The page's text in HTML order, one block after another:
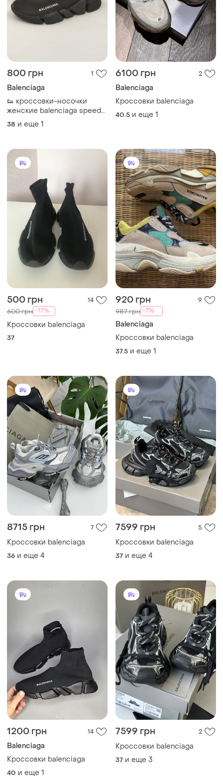
800 грн 1
Balenciaga
👟 кроссовки-носочки
женские balenciaga speed
trainer 38 размер
38 и еще 1
6100 грн 2
Balenciaga
Кроссовки balenciaga
40.5 и еще 1
500 грн 14
600 грн -17%
Кроссовки balenciaga
37
920 грн 9
987 грн -7%
Balenciaga
Кроссовки balenciaga
37.5 и еще 1
8715 грн 7
Кроссовки balenciaga
36 и еще 4
7599 грн 5
Кроссовки balenciaga
37 и еще 4
1200 грн 14
Balenciaga
Кроссовки balenciaga
40 и еще 1
7599 грн 2
Кроссовки balenciaga
37 и еще 3